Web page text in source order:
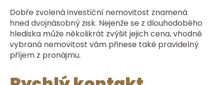
Dobře zvolená investiční nemovitost znamená
hned dvojnásobný zisk. Nejenže se z dlouhodobého
hlediska může několikrát zvýšit jejich cena, vhodně
vybraná nemovitost vám přinese také pravidelný
příjem z pronájmu.